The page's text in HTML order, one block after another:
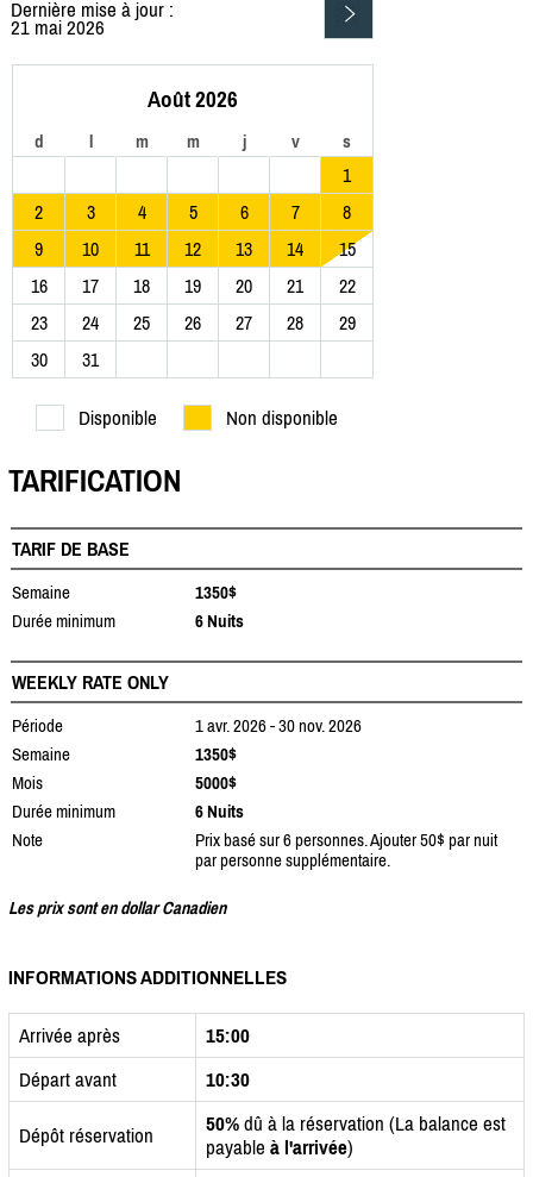
Dernière mise à jour :
21 mai 2026
Août 2026
d l m m j v s
1
2
3 4 5 6 7
8
9
10 11 12 13 14
15
16
17 18 19 20 21
22
23
24 25 26 27 28
29
30
31
Disponible Non disponible
TARIFICATION
TARIF DE BASE
Semaine
1350$
Durée minimum
6 Nuits
WEEKLY RATE ONLY
Période
1 avr. 2026 - 30 nov. 2026
Semaine
1350$
Mois
5000$
Durée minimum
6 Nuits
Note
Prix basé sur 6 personnes. Ajouter 50$ par nuit
par personne supplémentaire.
Les prix sont en dollar Canadien
INFORMATIONS ADDITIONNELLES
Arrivée après
15:00
Départ avant
10:30
Dépôt réservation 50% dû à la réservation (La balance est
payable à l'arrivée)